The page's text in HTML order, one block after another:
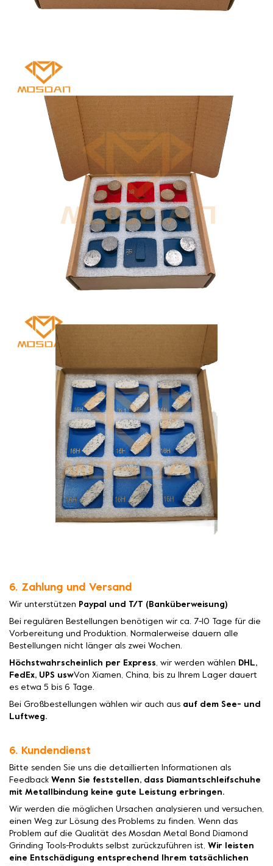
6. Zahlung und Versand
Wir unterstützen Paypal und T/T (Banküberweisung)
Bei regulären Bestellungen benötigen wir ca. 7-10 Tage für die
Vorbereitung und Produktion. Normalerweise dauern alle
Bestellungen nicht länger als zwei Wochen.
Höchstwahrscheinlich per Express, wir werden wählen DHL,
FedEx, UPS uswVon Xiamen, China, bis zu Ihrem Lager dauert
es etwa 5 bis 6 Tage.
Bei Großbestellungen wählen wir auch aus auf dem See- und
Luftweg.
6. Kundendienst
Bitte senden Sie uns die detaillierten Informationen als
Feedback Wenn Sie feststellen, dass Diamantschleifschuhe
mit Metallbindung keine gute Leistung erbringen.
Wir werden die möglichen Ursachen analysieren und versuchen,
einen Weg zur Lösung des Problems zu finden. Wenn das
Problem auf die Qualität des Mosdan Metal Bond Diamond
Grinding Tools-Produkts selbst zurückzuführen ist, Wir leisten
eine Entschädigung entsprechend Ihrem tatsächlichen